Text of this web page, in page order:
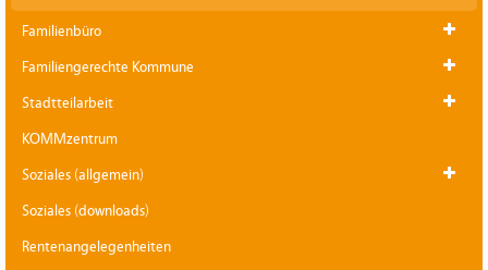
Familienbüro
Familiengerechte Kommune
Stadtteilarbeit
KOMMzentrum
Soziales (allgemein)
Soziales (downloads)
Rentenangelegenheiten